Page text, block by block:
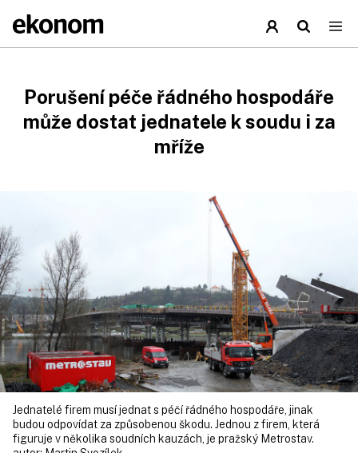
Porušení péče řádného hospodáře
může dostat jednatele k soudu i za
mříže
Jednatelé firem musí jednat s péčí řádného hospodáře, jinak
budou odpovídat za způsobenou škodu. Jednou z firem, která
figuruje v několika soudních kauzách, je pražský Metrostav.